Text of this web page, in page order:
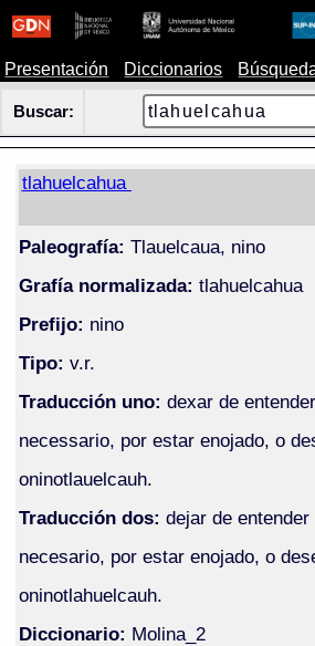
Presentación Diccionarios
Buscar:
tlahuelcahua
Paleografía: Tlauelcaua, nino
Grafía normalizada: tlahuelcahua
Prefijo: nino
Tipo: v.r.
Traducción uno: dexar de
necessario, por estar enojado, o
oninotlauelcauh.
Traducción dos: dejar de
necesario, por estar enojado, o
oninotlahuelcauh.
Diccionario: Molina_2